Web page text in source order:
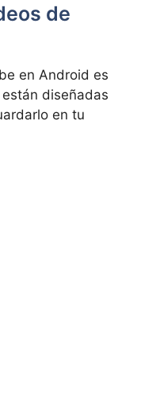
de
en Android es
diseñadas
en tu